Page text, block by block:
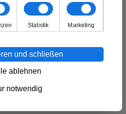
Statistik Marketing
ablehnen
notwendig
und schließen